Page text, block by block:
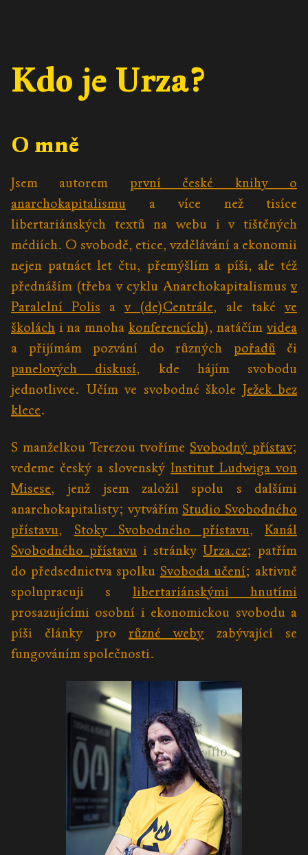
Kdo je Urza?
O mně
Jsem autorem první české knihy o
anarchokapitalismu a více než tisíce
libertariánských textů na webu i v tištěných
médiích. O svobodě, etice, vzdělávání a ekonomii
nejen patnáct let čtu, přemýšlím a píši, ale též
přednáším (třeba v cyklu Anarchokapitalismus v
Paralelní Polis a v (de)Centrále, ale také ve
školách i na mnoha konferencích), natáčímvidea
a přijímám pozvání do různých pořadů či
panelových diskusí, kde hájím svobodu
jednotlivce. Učím ve svobodné škole Ježek bez
klece.
S manželkou Terezou tvoříme Svobodný přístav;
vedeme český a slovenský Institut Ludwiga von
Misese, jenž jsem založil spolu s dalšími
anarchokapitalisty; vytvářím Studio Svobodného
přístavu, Stoky Svobodného přístavu, Kanál
Svobodného přístavu i stránky Urza.cz; patřím
do předsednictva spolku Svoboda učení; aktivně
spolupracuji s libertariánskými hnutími
prosazujícími osobní i ekonomickou svobodu a
píši články pro různé weby zabývající se
fungováním společnosti.